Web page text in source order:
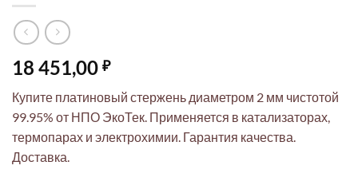
18 451,00 ₽
Купите платиновый стержень диаметром 2 мм чистотой
99.95% от НПО ЭкоТек. Применяется в катализаторах,
термопарах и электрохимии. Гарантия качества.
Доставка.